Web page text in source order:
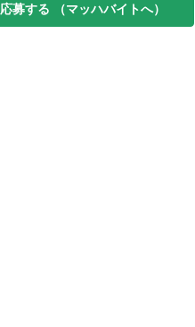
応募する （マッハバイトへ）